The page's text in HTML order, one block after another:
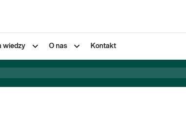
wiedzy O nas Kontakt